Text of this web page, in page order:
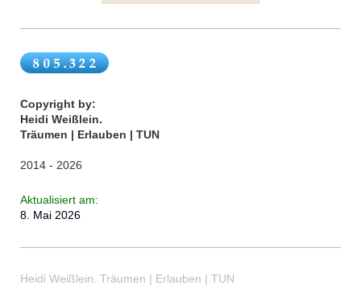
Copyright by:
Heidi Weißlein.
Träumen | Erlauben | TUN
2014 - 2026
Aktualisiert am:
8. Mai 2026
Heidi Weißlein. Träumen | Erlauben | TUN